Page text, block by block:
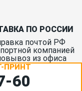
ПО РОССИИ
почтой РФ
компанией
из офиса
ПРИНТ
60